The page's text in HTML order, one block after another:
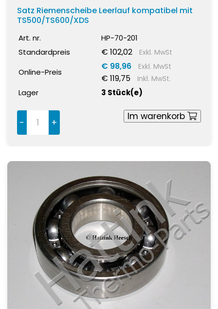
Satz Riemenscheibe Leerlauf kompatibel mit
TS500/TS600/XDS
Art. nr.
HP-70-201
Standardpreis
€ 102,02 Exkl. MwSt
Online-Preis
€ 98,96 Exkl. MwSt
€ 119,75 Inkl. MwSt.
Lager 3 Stück(e)
- +
Im warenkorb